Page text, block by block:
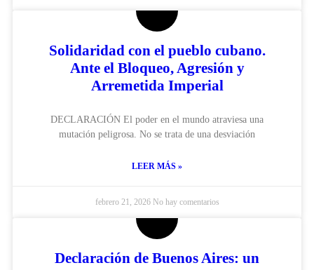
Solidaridad con el pueblo cubano.
Ante el Bloqueo, Agresión y
Arremetida Imperial
DECLARACIÓN El poder en el mundo atraviesa una
mutación peligrosa. No se trata de una desviación
LEER MÁS »
febrero 21, 2026 No hay comentarios
Declaración de Buenos Aires: un